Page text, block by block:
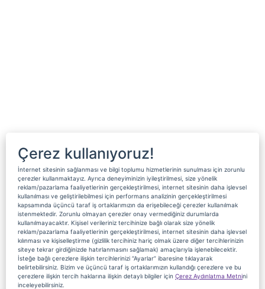
Çerez kullanıyoruz!
İnternet sitesinin sağlanması ve bilgi toplumu hizmetlerinin sunulması için zorunlu
çerezler kullanmaktayız. Ayrıca deneyiminizin iyileştirilmesi, size yönelik
reklam/pazarlama faaliyetlerinin gerçekleştirilmesi, internet sitesinin daha işlevsel
kullanılması ve geliştirilebilmesi için performans analizinin gerçekleştirilmesi
kapsamında üçüncü taraf iş ortaklarımızın da erişebileceği çerezler kullanılmak
istenmektedir. Zorunlu olmayan çerezler onay vermediğiniz durumlarda
kullanılmayacaktır. Kişisel verileriniz tercihinize bağlı olarak size yönelik
reklam/pazarlama faaliyetlerinin gerçekleştirilmesi, internet sitesinin daha işlevsel
kılınması ve kişiselleştirme (gizlilik tercihiniz hariç olmak üzere diğer tercihlerinizin
siteye tekrar girdiğinizde hatırlanmasını sağlamak) amaçlarıyla işlenebilecektir.
İsteğe bağlı çerezlere ilişkin tercihlerinizi “Ayarlar” ibaresine tıklayarak
belirtebilirsiniz. Bizim ve üçüncü taraf iş ortaklarımızın kullandığı çerezlere ve bu
çerezlere ilişkin tercih haklarına ilişkin detaylı bilgiler için Çerez Aydınlatma Metnini
inceleyebilirsiniz.